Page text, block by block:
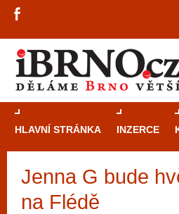
HLAVNÍ STRÁNKA INZERCE
Jenna G bude
na Flédě